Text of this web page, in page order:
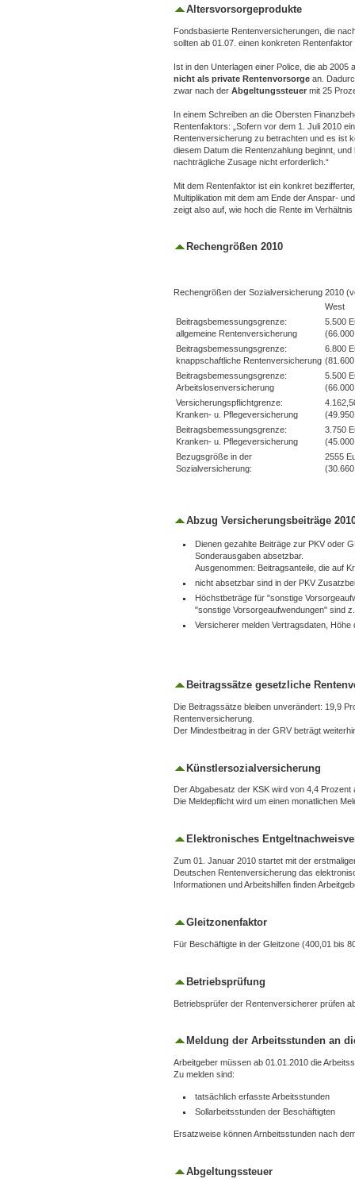
Altersvorsorgeprodukte
Fondsbasierte Rentenversicherungen, die
sollten ab 01.07. einen konkreten
Ist in den Unterlagen einer Police, die ab
nicht als private Rentenvorsorge an.
zwar nach der Abgeltungssteuer mit 25
In einem Schreiben an die Obersten
Rentenfaktors: „Sofern vor dem 1. Juli 2010
Rentenversicherung zu betrachten und es ist
diesem Datum die Rentenzahlung beginnt,
nachträgliche Zusage nicht erforderlich.“
Mit dem Rentenfaktor ist ein konkret
Multiplikation mit dem am Ende der Anspar-
zeigt also auf, wie hoch die Rente im
Rechengrößen 2010
Rechengrößen der Sozialversicherung 2010
West
Beitragsbemessungsgrenze:
allgemeine Rentenversicherung
5.500
Beitragsbemessungsgrenze:
knappschaftliche Rentenversicherung
6.800
Beitragsbemessungsgrenze:
Arbeitslosenversicherung
5.500
Versicherungspflichtgrenze:
Kranken- u. Pflegeversicherung
Beitragsbemessungsgrenze:
Kranken- u. Pflegeversicherung
3.750
Bezugsgröße in der
Sozialversicherung:
2555
Abzug Versicherungsbeiträge
Dienen gezahlte Beiträge zur PKV oder
Sonderausgaben absetzbar.
Ausgenommen: Beitragsanteile, die auf
nicht absetzbar sind in der PKV
Höchstbeträge für "sonstige
"sonstige Vorsorgeaufwendungen" sind
Versicherer melden Vertragsdaten,
Beitragssätze gesetzliche
Die Beitragssätze bleiben unverändert: 19,9
Rentenversicherung.
Der Mindestbeitrag in der GRV beträgt
Künstlersozialversicherung
Der Abgabesatz der KSK wird von 4,4
Die Meldepflicht wird um einen monatlichen
Elektronisches
Zum 01. Januar 2010 startet mit der
Deutschen Rentenversicherung das
Informationen und Arbeitshilfen finden
Gleitzonenfaktor
Für Beschäftigte in der Gleitzone (400,01 bis
Betriebsprüfung
Betriebsprüfer der Rentenversicherer prüfen
Meldung der Arbeitsstunden an
Arbeitgeber müssen ab 01.01.2010 die
Zu melden sind:
tatsächlich erfasste Arbeitsstunden
Sollarbeitsstunden der Beschäftigten
Ersatzweise können Arnbeitsstunden nach
Abgeltungssteuer